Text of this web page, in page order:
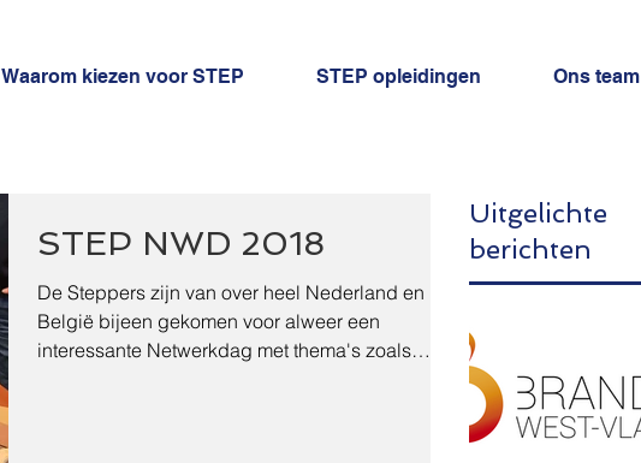
Waarom kiezen voor STEP STEP opleidingen Ons team
STEP NWD 2018
De Steppers zijn van over heel Nederland en
België bijeen gekomen voor alweer een
interessante Netwerkdag met thema's zoals
Uitgelichte
berichten